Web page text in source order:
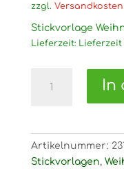
zzgl. Versandkosten
Stickvorlage
Lieferzeit: Lieferzeit
Stickvorlage
In
Artikelnummer:
Stickvorlagen,